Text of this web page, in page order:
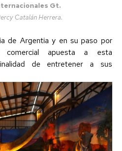
Gt.
Catalán Herrera.
de Argentia y en su paso por
comercial apuesta a esta
de entretener a sus